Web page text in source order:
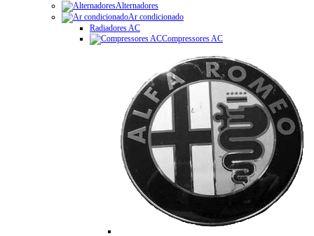
Alternadores
Ar condicionado
Radiadores AC
Compressores AC